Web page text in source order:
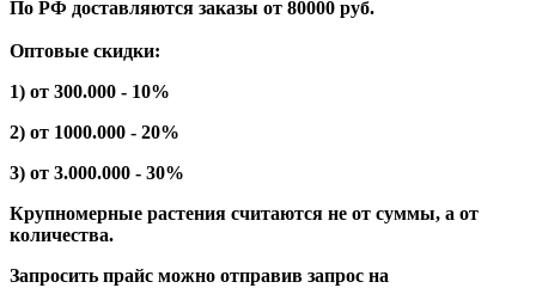
По РФ доставляются заказы от 80000 руб.
Оптовые скидки:
1) от 300.000 - 10%
2) от 1000.000 - 20%
3) от 3.000.000 - 30%
Крупномерные растения считаются не от суммы, а от
количества.
Запросить прайс можно отправив запрос на